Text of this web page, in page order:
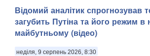
​Відомий аналітик спрогнозував
загубить Путіна та його режим в
майбутньому (відео)
неділя, 9 серпень 2026, 8:30